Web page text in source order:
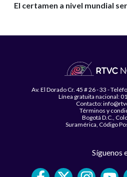
El certamen a nivel mundial
Av. El Dorado Cr. 45 # 26 - 33 -
Línea gratuita nacional:
Contacto:
Términos y
Bogotá D.C.,
Suramérica, Código
Síguenos